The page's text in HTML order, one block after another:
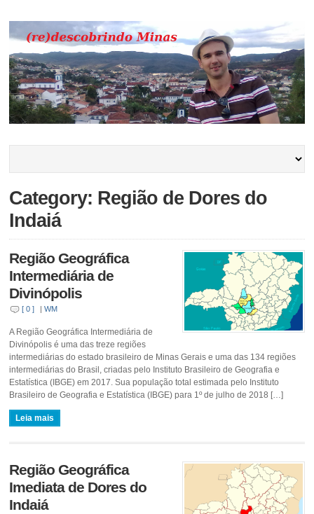
Category: Região de Dores do
Indaiá
Região Geográfica
Intermediária de
Divinópolis
[ 0 ] |WM
A Região Geográfica Intermediária de
Divinópolis é uma das treze regiões
intermediárias do estado brasileiro de Minas Gerais e uma das 134 regiões
intermediárias do Brasil, criadas pelo Instituto Brasileiro de Geografia e
Estatística (IBGE) em 2017. Sua população total estimada pelo Instituto
Brasileiro de Geografia e Estatística (IBGE) para 1º de julho de 2018 […]
Leia mais
Região Geográfica
Imediata de Dores do
Indaiá